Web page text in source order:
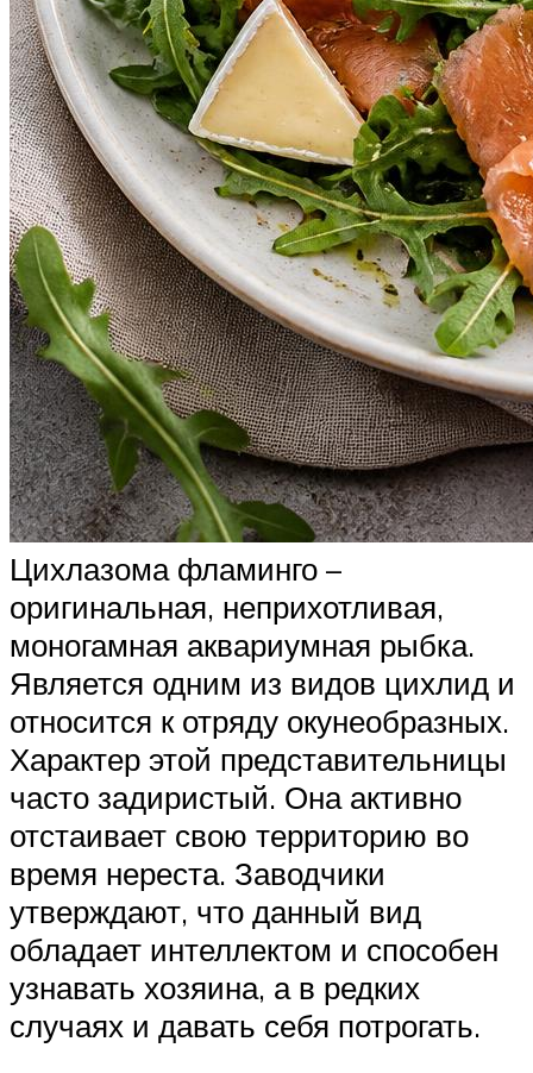
Цихлазома фламинго –
оригинальная, неприхотливая,
моногамная аквариумная рыбка.
Является одним из видов цихлид и
относится к отряду окунеобразных.
Характер этой представительницы
часто задиристый. Она активно
отстаивает свою территорию во
время нереста. Заводчики
утверждают, что данный вид
обладает интеллектом и способен
узнавать хозяина, а в редких
случаях и давать себя потрогать.